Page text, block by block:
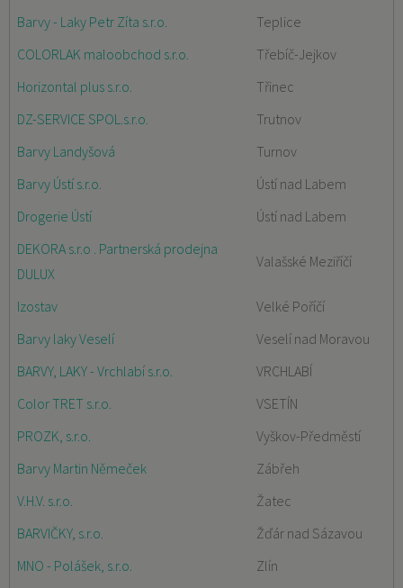
Barvy - Laky Petr Zíta s.r.o.
Teplice
COLORLAK maloobchod s.r.o.
Třebíč-Jejkov
Horizontal plus s.r.o.
Třinec
DZ-SERVICE SPOL.s.r.o.
Trutnov
Barvy Landyšová
Turnov
Barvy Ústí s.r.o.
Ústí nad Labem
Drogerie Ústí
Ústí nad Labem
DEKORA s.r.o . Partnerská prodejna
DULUX
Valašské Meziříčí
Izostav
Velké Poříčí
Barvy laky Veselí
Veselí nad Moravou
BARVY, LAKY - Vrchlabí s.r.o.
VRCHLABÍ
Color TRET s.r.o.
VSETÍN
PROZK, s.r.o.
Vyškov-Předměstí
Barvy Martin Němeček
Zábřeh
V.H.V. s.r.o.
Žatec
BARVIČKY, s.r.o.
Žďár nad Sázavou
MNO - Polášek, s.r.o.
Zlín